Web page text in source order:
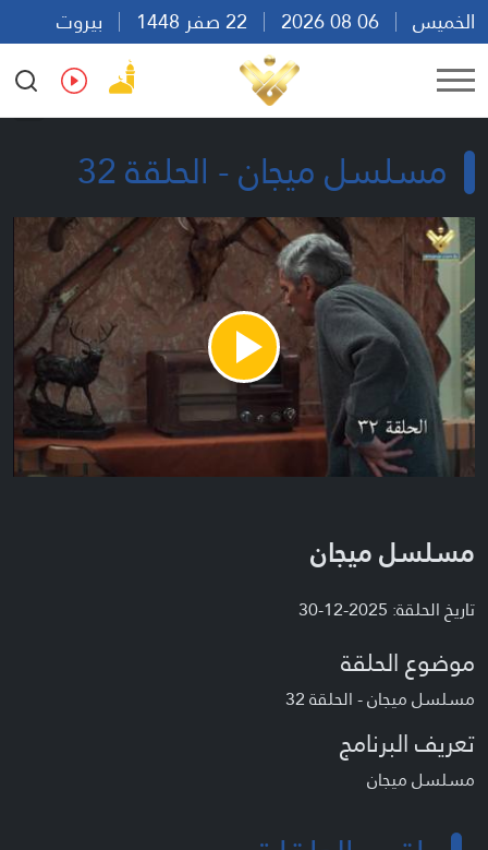
الخميس
بيروت
22:47
Ar En Fr Es
مسلسل ميجان - الحلقة 32
Play
Video
مسلسل ميجان
تاريخ الحلقة: 2025-12-30
موضوع الحلقة
مسلسل ميجان - الحلقة 32
تعريف البرنامج
مسلسل ميجان